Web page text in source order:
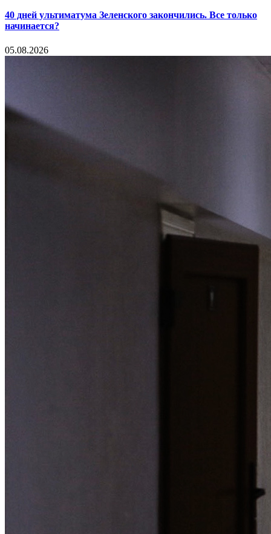
40 дней ультиматума Зеленского закончились. Все только
начинается?
05.08.2026